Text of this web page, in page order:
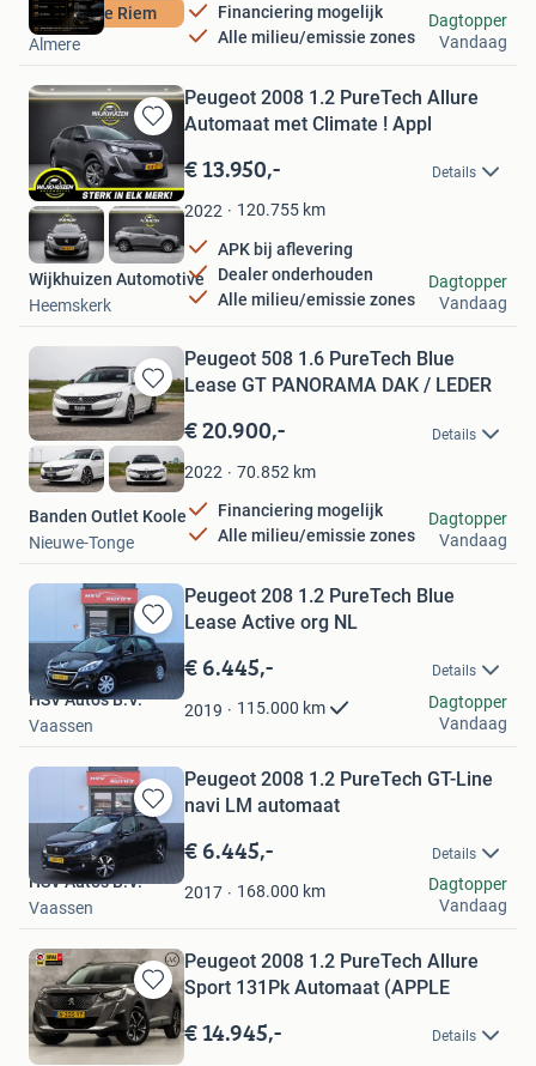
Nieuwe Riem
Financiering mogelijk
Alle milieu/emissie zones
LDK automotive
Almere
Dagtopper
Vandaag
Bewaren
in
Mijn
Favorieten
Peugeot 2008 1.2 PureTech Allure
Automaat met Climate ! Appl
€ 13.950,- Details
2022 120.755 km
APK bij aflevering
Dealer onderhouden
Alle milieu/emissie zones
Wijkhuizen Automotive
Heemskerk
Dagtopper
Vandaag
Bewaren
in
Mijn
Favorieten
Peugeot 508 1.6 PureTech Blue
Lease GT PANORAMA DAK / LEDER
€ 20.900,- Details
2022 70.852 km
Financiering mogelijk
Alle milieu/emissie zones
Banden Outlet Koole
Nieuwe-Tonge
Dagtopper
Vandaag
Bewaren
in
Mijn
Favorieten
Peugeot 208 1.2 PureTech Blue
Lease Active org NL
€ 6.445,- Details
2019 115.000 km
HSV Auto's B.V.
Vaassen
Dagtopper
Vandaag
Bewaren
in
Mijn
Favorieten
Peugeot 2008 1.2 PureTech GT-Line
navi LM automaat
€ 6.445,- Details
2017 168.000 km
HSV Auto's B.V.
Vaassen
Dagtopper
Vandaag
Bewaren
in
Mijn
Peugeot 2008 1.2 PureTech Allure
Sport 131Pk Automaat (APPLE
€ 14.945,- Details